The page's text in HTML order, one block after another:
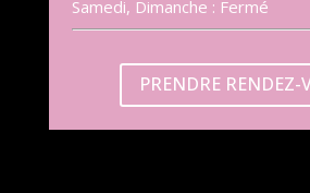
Samedi, Dimanche : Fermé
PRENDRE RENDEZ-